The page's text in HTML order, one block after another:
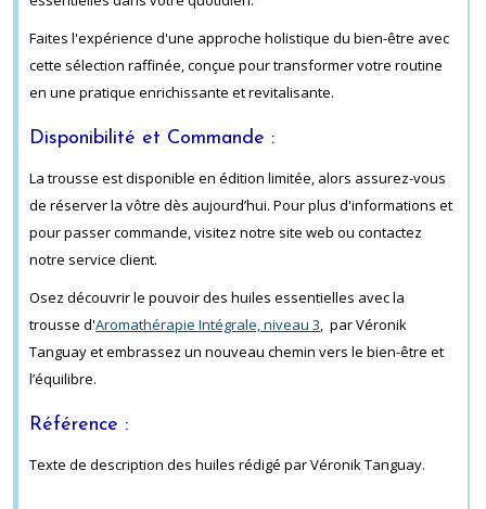
Faites l'expérience d'une approche holistique du bien-être avec
cette sélection raffinée, conçue pour transformer votre routine
en une pratique enrichissante et revitalisante.
Disponibilité et Commande :
La trousse est disponible en édition limitée, alors assurez-vous
de réserver la vôtre dès aujourd’hui. Pour plus d'informations et
pour passer commande, visitez notre site web ou contactez
notre service client.
Osez découvrir le pouvoir des huiles essentielles avec la
trousse d'Aromathérapie Intégrale, niveau 3, par Véronik
Tanguay et embrassez un nouveau chemin vers le bien-être et
l’équilibre.
Référence :
Texte de description des huiles rédigé par Véronik Tanguay.